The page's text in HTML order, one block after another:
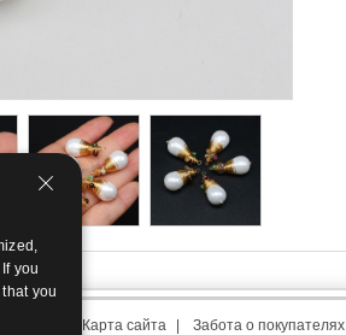
Карта сайта Забота о покупателях
you
you